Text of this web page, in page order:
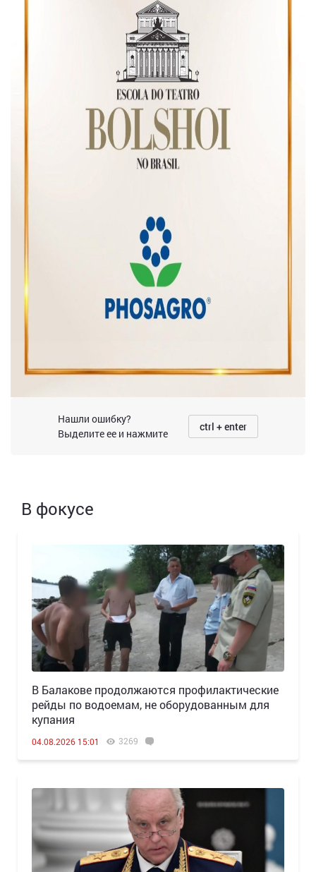
Нашли ошибку?
Выделите ее и нажмите
ctrl + enter
В фокусе
В Балакове продолжаются профилактические
рейды по водоемам, не оборудованным для
купания
04.08.2026 15:01 3269